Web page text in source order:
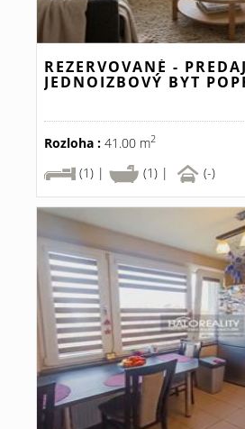
REZERVOVANÉ -
JEDNOIZBOVÝ BYT
Rozloha : 41.00 m2
(1) |
(1) | (-)